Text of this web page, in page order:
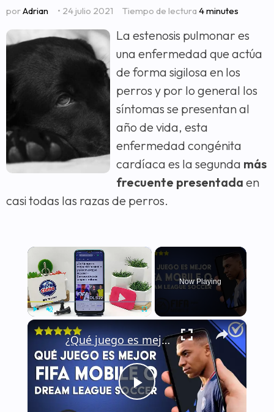
porAdrian • 24 julio 2021 Tiempo de lectura 4 minutes
La estenosis pulmonar es
una enfermedad que actúa
de forma sigilosa en los
perros y por lo general los
síntomas se presentan al
año de vida, esta
enfermedad congénita
cardíaca es la segunda más
frecuente presentada en
casi todas las razas de perros.
×
Now Playing
×
Play
¿Qué juego es mejor el FIFA MOBILE y DREAM LEAGUE SOCCER? - Comparativa de juegos similares